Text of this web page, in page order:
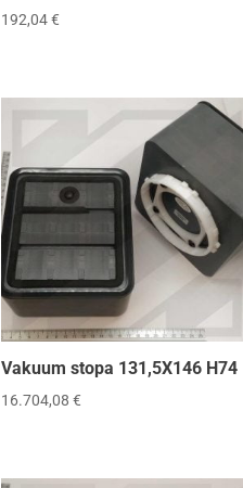
192,04€
Vakuum stopa 131,5X146 H74
16.704,08 €